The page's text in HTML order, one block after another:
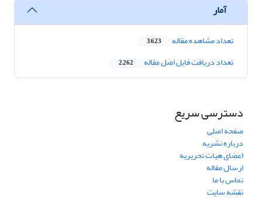
آمار
تعداد مشاهده مقاله 3,623
تعداد دریافت فایل اصل مقاله 2,262
دسترسی سریع
صفحه اصلی
درباره نشریه
اعضای هیات تحریریه
ارسال مقاله
تماس با ما
نقشه سایت